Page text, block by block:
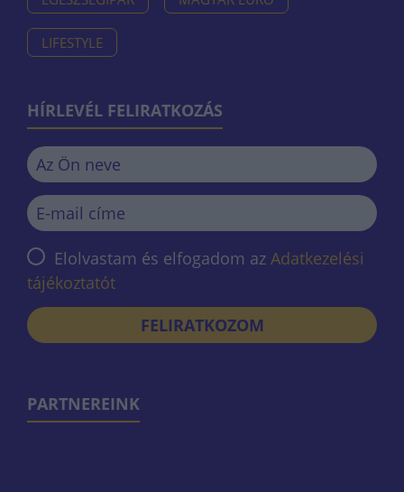
LIFESTYLE
HÍRLEVÉL FELIRATKOZÁS
Elolvastam és elfogadom az Adatkezelési
tájékoztatót
FELIRATKOZOM
PARTNEREINK